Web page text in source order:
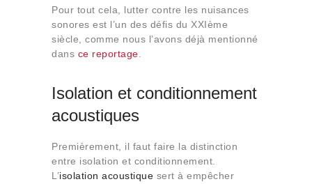
Pour tout cela, lutter contre les nuisances
sonores est l’un des défis du XXIème
siècle, comme nous l’avons déjà mentionné
dans ce reportage
Isolation et conditionnement
acoustiques
Premièrement, il faut faire la distinction
entre isolation et conditionnement.
L’isolation acoustique sert à empêcher